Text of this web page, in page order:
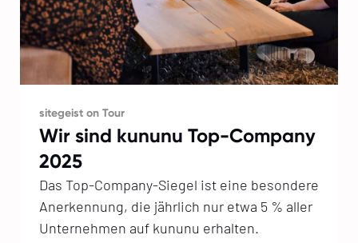
sitegeist on Tour
Wir sind kununu Top-Company
2025
Das Top-Company-Siegel ist eine besondere
Anerkennung, die jährlich nur etwa 5 % aller
Unternehmen auf kununu erhalten.